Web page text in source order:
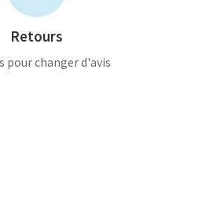
Retours
pour changer d'avis